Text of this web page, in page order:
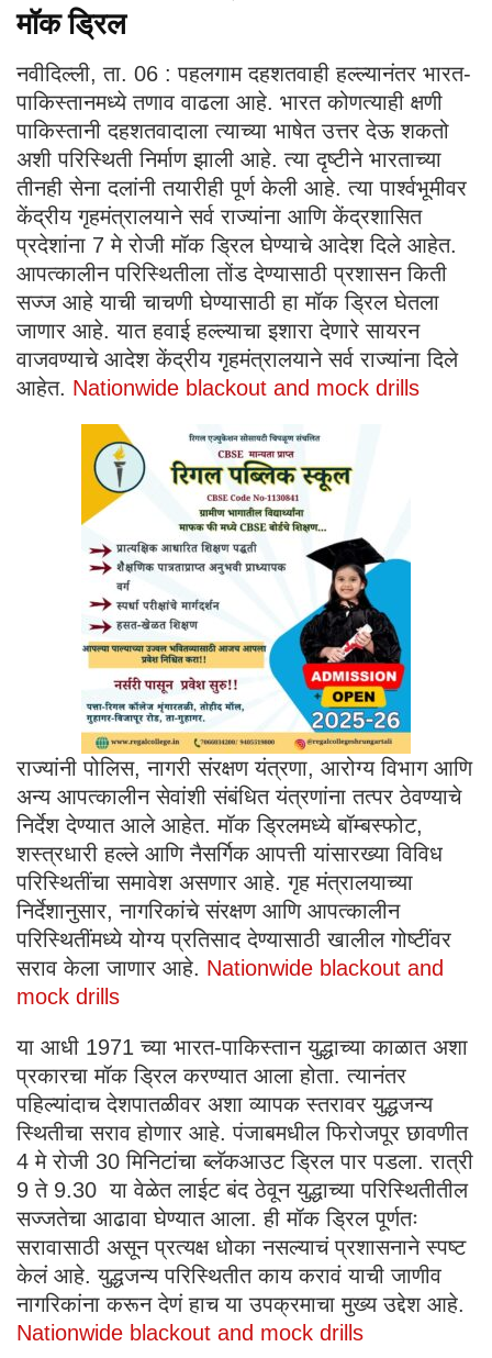
मॉक ड्रिल
नवीदिल्ली, ता. 06 : पहलगाम दहशतवाही हल्ल्यानंतर भारत-
पाकिस्तानमध्ये तणाव वाढला आहे. भारत कोणत्याही क्षणी
पाकिस्तानी दहशतवादाला त्याच्या भाषेत उत्तर देऊ शकतो
अशी परिस्थिती निर्माण झाली आहे. त्या दृष्टीने भारताच्या
तीनही सेना दलांनी तयारीही पूर्ण केली आहे. त्या पार्श्वभूमीवर
केंद्रीय गृहमंत्रालयाने सर्व राज्यांना आणि केंद्रशासित
प्रदेशांना 7 मे रोजी मॉक ड्रिल घेण्याचे आदेश दिले आहेत.
आपत्कालीन परिस्थितीला तोंड देण्यासाठी प्रशासन किती
सज्ज आहे याची चाचणी घेण्यासाठी हा मॉक ड्रिल घेतला
जाणार आहे. यात हवाई हल्ल्याचा इशारा देणारे सायरन
वाजवण्याचे आदेश केंद्रीय गृहमंत्रालयाने सर्व राज्यांना दिले
आहेत. Nationwide blackout and mock drills
राज्यांनी पोलिस, नागरी संरक्षण यंत्रणा, आरोग्य विभाग आणि
अन्य आपत्कालीन सेवांशी संबंधित यंत्रणांना तत्पर ठेवण्याचे
निर्देश देण्यात आले आहेत. मॉक ड्रिलमध्ये बॉम्बस्फोट,
शस्त्रधारी हल्ले आणि नैसर्गिक आपत्ती यांसारख्या विविध
परिस्थितींचा समावेश असणार आहे. गृह मंत्रालयाच्या
निर्देशानुसार, नागरिकांचे संरक्षण आणि आपत्कालीन
परिस्थितींमध्ये योग्य प्रतिसाद देण्यासाठी खालील गोष्टींवर
सराव केला जाणार आहे. Nationwide blackout and
mock drills
या आधी 1971 च्या भारत-पाकिस्तान युद्धाच्या काळात अशा
प्रकारचा मॉक ड्रिल करण्यात आला होता. त्यानंतर
पहिल्यांदाच देशपातळीवर अशा व्यापक स्तरावर युद्धजन्य
स्थितीचा सराव होणार आहे. पंजाबमधील फिरोजपूर छावणीत
4 मे रोजी 30 मिनिटांचा ब्लॅकआउट ड्रिल पार पडला. रात्री
9 ते 9.30 या वेळेत लाईट बंद ठेवून युद्धाच्या परिस्थितीतील
सज्जतेचा आढावा घेण्यात आला. ही मॉक ड्रिल पूर्णतः
सरावासाठी असून प्रत्यक्ष धोका नसल्याचं प्रशासनाने स्पष्ट
केलं आहे. युद्धजन्य परिस्थितीत काय करावं याची जाणीव
नागरिकांना करून देणं हाच या उपक्रमाचा मुख्य उद्देश आहे.
Nationwide blackout and mock drills